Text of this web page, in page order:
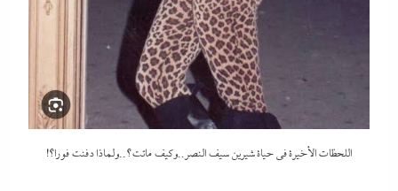
اللحظات الأخيرة في حياة شيرين سيف النصر..وكيف ماتت؟..ولماذا دفنت فورا؟!